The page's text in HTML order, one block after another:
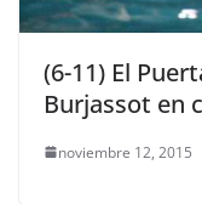
(6-11) El
Burjassot en
noviembre 12, 2015